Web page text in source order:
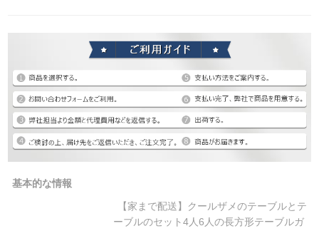
基本的な情報
【家まで配送】クールザメのテーブルとテ
ーブルのセット4人6人の長方形テーブルガ